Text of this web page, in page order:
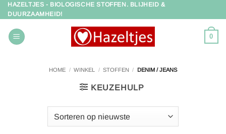
Ga
naar
inhoud
HAZELTJES - BIOLOGISCHE STOFFEN. BLIJHEID &
DUURZAAMHEID!
0
HOME / WINKEL / STOFFEN / DENIM / JEANS
KEUZEHULP